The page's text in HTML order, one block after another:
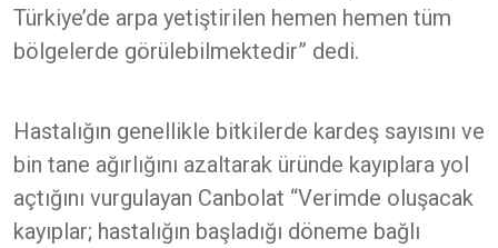
Türkiye’de arpa yetiştirilen hemen hemen tüm
bölgelerde görülebilmektedir” dedi.
Hastalığın genellikle bitkilerde kardeş sayısını ve
bin tane ağırlığını azaltarak üründe kayıplara yol
açtığını vurgulayan Canbolat “Verimde oluşacak
kayıplar; hastalığın başladığı döneme bağlı